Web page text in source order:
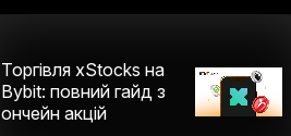
Торгівля xStocks на
Bybit: повний гайд з
ончейн акцій